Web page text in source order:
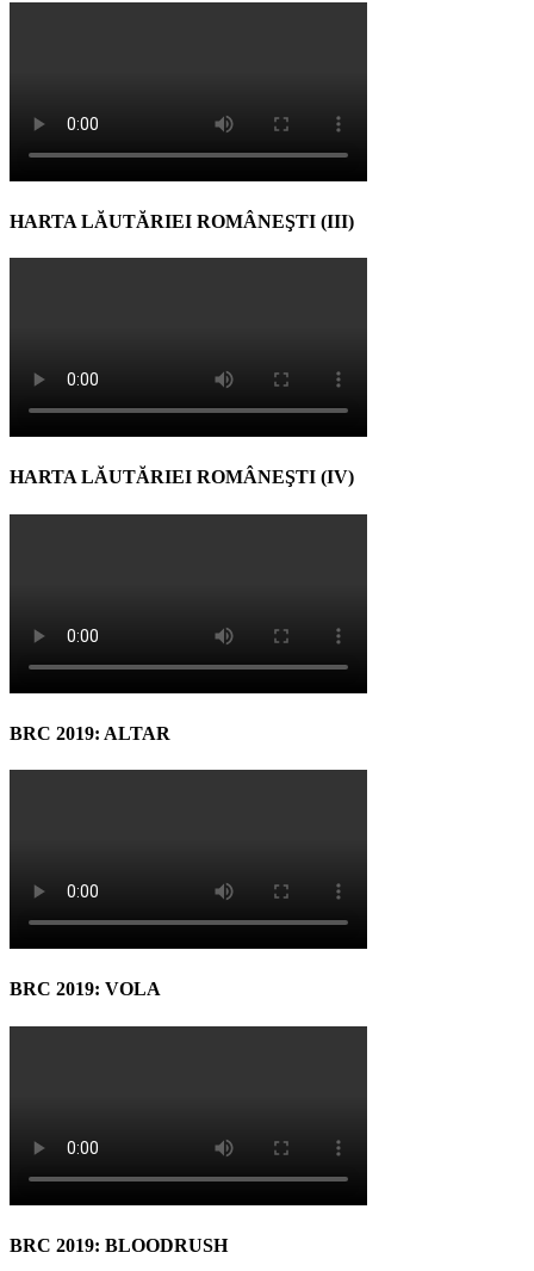
HARTA LĂUTĂRIEI ROMÂNEŞTI (III)
HARTA LĂUTĂRIEI ROMÂNEŞTI (IV)
BRC 2019: ALTAR
BRC 2019: VOLA
BRC 2019: BLOODRUSH